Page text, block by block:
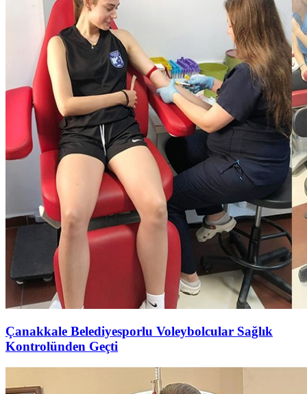
Çanakkale Belediyesporlu Voleybolcular Sağlık
Kontrolünden Geçti